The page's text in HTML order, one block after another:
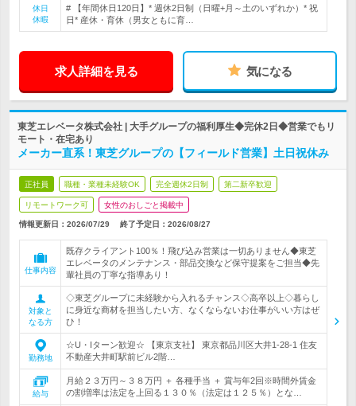
休日
休暇
# 【年間休日120日】* 週休2日制（日曜+月～土のいずれか）* 祝
日* 産休・育休（男女ともに育…
求人詳細を見る 気になる
東芝エレベータ株式会社 | 大手グループの福利厚生◆完休2日◆営業でもリ
モート・在宅あり
メーカー直系！東芝グループの【フィールド営業】土日祝休み
正社員 職種・業種未経験OK 完全週休2日制 第二新卒歓迎
リモートワーク可 女性のおしごと掲載中
情報更新日：2026/07/29 終了予定日： 2026/08/27
仕事内容
既存クライアント100％！飛び込み営業は一切ありません◆東芝
エレベータのメンテナンス・部品交換など保守提案をご担当◆先
輩社員の丁寧な指導あり！
対象と
なる方
◇東芝グループに未経験から入れるチャンス◇高卒以上◇暮らし
に身近な商材を担当したい方、なくならないお仕事がいい方はぜ
ひ！
勤務地
☆U・Iターン歓迎☆ 【東京支社】 東京都品川区大井1-28-1 住友
不動産大井町駅前ビル2階…
給与
月給２３万円～３８万円 ＋ 各種手当 ＋ 賞与年2回※時間外賃金
の割増率は法定を上回る１３０％（法定は１２５％）とな…